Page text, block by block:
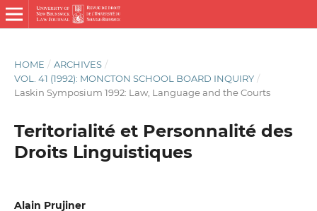
HOME / ARCHIVES /
VOL. 41 (1992): MONCTON SCHOOL BOARD INQUIRY /
Laskin Symposium 1992: Law, Language and the Courts
Teritorialité et Personnalité des
Droits Linguistiques
Alain Prujiner